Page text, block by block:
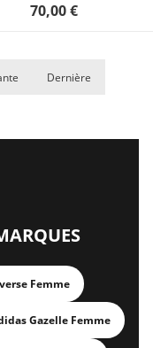
70,00 €
Dernière
Femme
Gazelle Femme